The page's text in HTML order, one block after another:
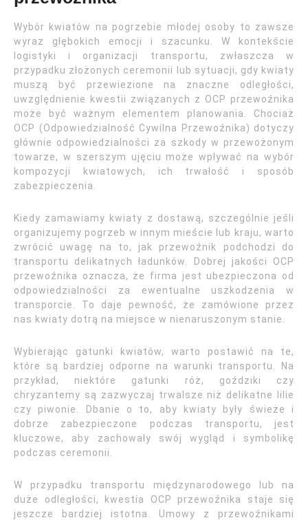
Wybór kwiatów na pogrzebie młodej osoby to zawsze
wyraz głębokich emocji i szacunku. W kontekście
logistyki i organizacji transportu, zwłaszcza w
przypadku złożonych ceremonii lub sytuacji, gdy kwiaty
muszą być przewiezione na znaczne odległości,
uwzględnienie kwestii związanych z OCP przewoźnika
może być ważnym elementem planowania. Chociaż
OCP (Odpowiedzialność Cywilna Przewoźnika) dotyczy
głównie odpowiedzialności za szkody w przewożonym
towarze, w szerszym ujęciu może wpływać na wybór
kompozycji kwiatowych, ich trwałość i sposób
zabezpieczenia.
Kiedy zamawiamy kwiaty z dostawą, szczególnie jeśli
organizujemy pogrzeb w innym mieście lub kraju, warto
zwrócić uwagę na to, jak przewoźnik podchodzi do
transportu delikatnych ładunków. Dobrej jakości OCP
przewoźnika oznacza, że firma jest ubezpieczona od
odpowiedzialności za ewentualne uszkodzenia w
transporcie. To daje pewność, że zamówione przez
nas kwiaty dotrą na miejsce w nienaruszonym stanie.
Wybierając gatunki kwiatów, warto postawić na te,
które są bardziej odporne na warunki transportu. Na
przykład, niektóre gatunki róż, goździki czy
chryzantemy są zazwyczaj trwalsze niż delikatne lilie
czy piwonie. Dbanie o to, aby kwiaty były świeże i
dobrze zabezpieczone podczas transportu, jest
kluczowe, aby zachowały swój wygląd i symbolikę
podczas ceremonii.
W przypadku transportu międzynarodowego lub na
duże odległości, kwestia OCP przewoźnika staje się
jeszcze bardziej istotna. Umowy z przewoźnikami